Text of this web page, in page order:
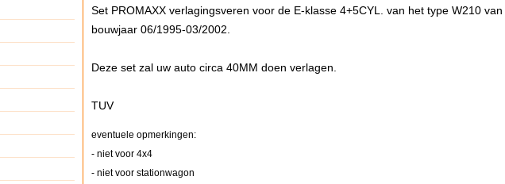
Set PROMAXX verlagingsveren voor de E-klasse 4+5CYL. van het type W210 van
bouwjaar 06/1995-03/2002.
Deze set zal uw auto circa 40MM doen verlagen.
TUV
eventuele opmerkingen:
- niet voor 4x4
- niet voor stationwagon